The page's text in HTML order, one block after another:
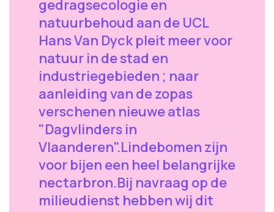
gedragsecologie en
natuurbehoud aan de UCL
Hans Van Dyck pleit meer voor
natuur in de stad en
industriegebieden ; naar
aanleiding van de zopas
verschenen nieuwe atlas
"Dagvlinders in
Vlaanderen".Lindebomen zijn
voor bijen een heel belangrijke
nectarbron.Bij navraag op de
milieudienst hebben wij dit